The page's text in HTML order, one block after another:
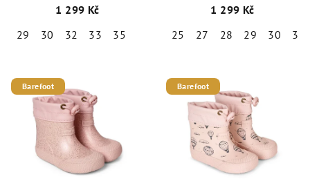
ů
1 299 Kč
29
30 32 33 35
1 299 Kč
25
27 28 29 30 31
Barefoot Barefoot